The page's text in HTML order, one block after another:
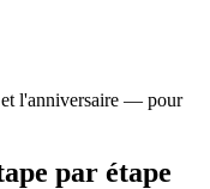
et l'anniversaire — pour
par étape